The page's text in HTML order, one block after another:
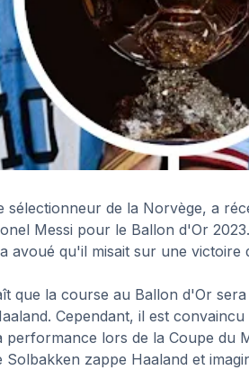
sélectionneur de la Norvège, a
Messi pour le Ballon d'Or
avoué qu'il misait sur une victoire
que la course au Ballon d'Or
Cependant, il est
performance lors de la Coupe du
Solbakken zappe Haaland et